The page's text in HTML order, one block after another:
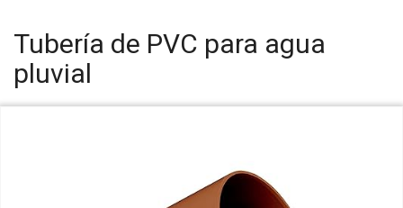
Tubería de PVC para agua
pluvial